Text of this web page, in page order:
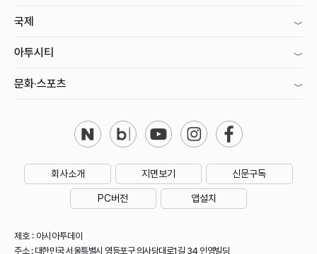
국제
아투시티
문화·스포츠
회사소개 지면보기 신문구독
PC버전 앱설치
제호 : 아시아투데이
주소 : 대한민국 서울특별시 영등포구 의사당대로1길 34 인영빌딩